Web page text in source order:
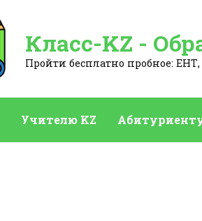
Класс-KZ -
Пройти бесплатно пробное:
Учителю KZ